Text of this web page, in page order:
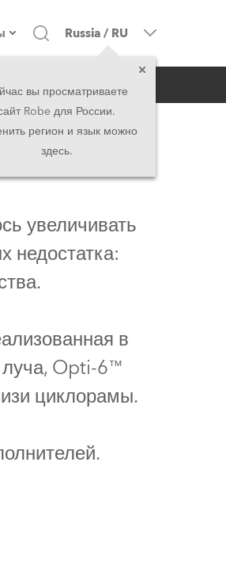
офис
офис
East
Pacific
and Slovak Republic
Russia / RU
вы просматриваете
Robe для России.
регион и язык можно
здесь.
увеличивать
недостатка:
в
Opti-6™
циклорамы.